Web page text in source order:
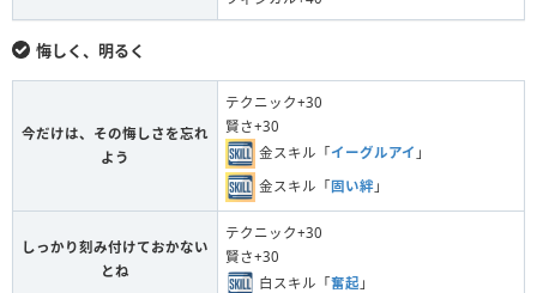
悔しく、明るく
今だけは、その悔しさを忘れ
よう
テクニック+30
賢さ+30
金スキル「イーグルアイ 」
金スキル「固い絆 」
しっかり刻み付けておかない
とね
テクニック+30
賢さ+30
白スキル「奮起 」